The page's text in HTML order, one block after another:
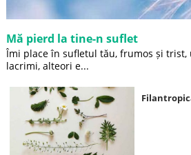
Mă pierd la tine-n suflet
Îmi place în sufletul tău, frumos și
lacrimi, alteori e...